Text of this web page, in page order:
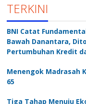
TERKINI
BNI Catat
Bawah Danantara,
Pertumbuhan Kredit
Menengok Madrasah
65
Tiga Tahap Menuju